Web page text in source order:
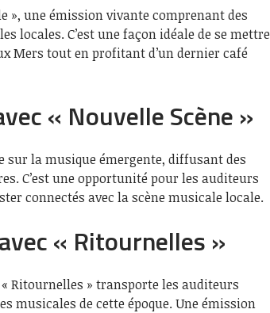
», une émission vivante comprenant des
locales. C’est une façon idéale de se mettre
Mers tout en profitant d’un dernier café
« Nouvelle Scène »
sur la musique émergente, diffusant des
C’est une opportunité pour les auditeurs
connectés avec la scène musicale locale.
« Ritournelles »
Ritournelles » transporte les auditeurs
musicales de cette époque. Une émission